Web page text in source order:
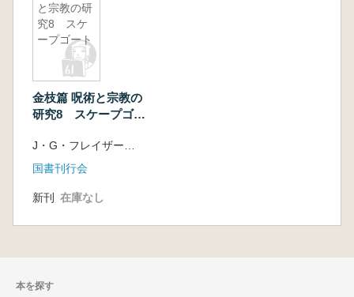
と宗教の研
究8 スケ
ープゴート
金枝篇 呪術と宗教の
研究8 スケープゴー
国書刊行会
新刊 在庫なし
本を探す